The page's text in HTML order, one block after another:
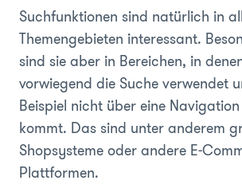
Suchfunktionen sind natürlich in
Themengebieten interessant.
sind sie aber in Bereichen, in
vorwiegend die Suche verwendet
Beispiel nicht über eine Navigation
kommt. Das sind unter anderem
Shopsysteme oder andere E-
Plattformen.